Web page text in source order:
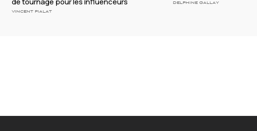
VINCENT PIALAT
DELPHINE GALLAY